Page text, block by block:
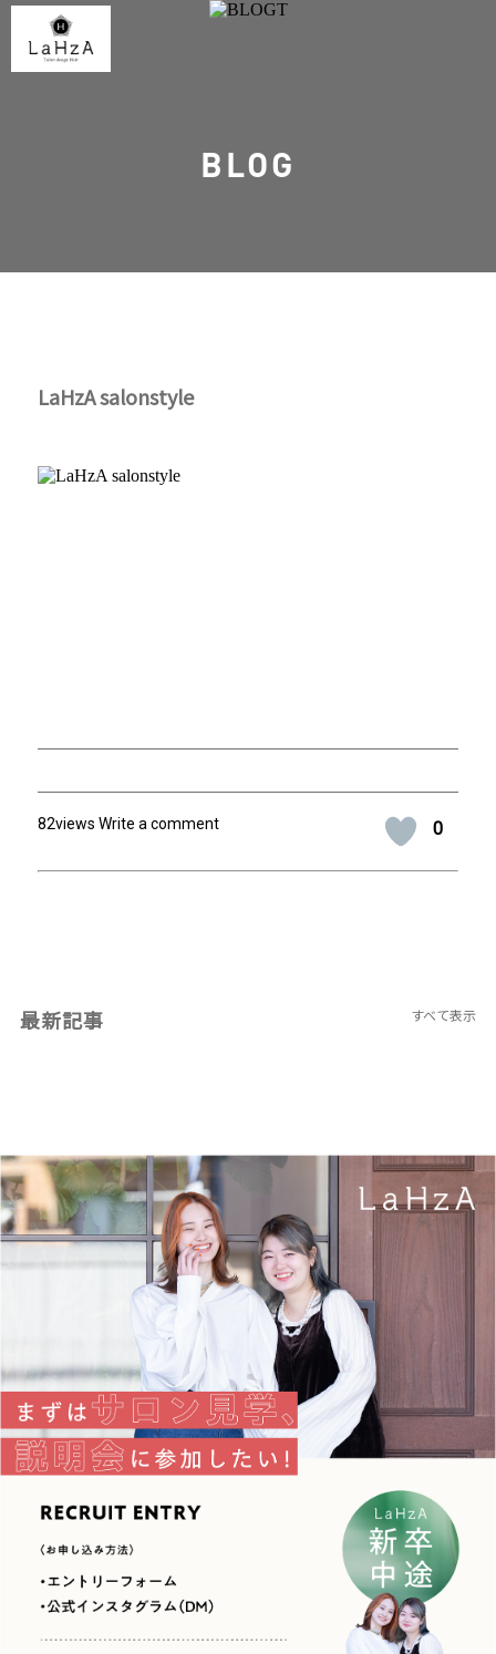
BLOG
LaHzA salonstyle
82views Write a comment 0
最新記事 すべて表示